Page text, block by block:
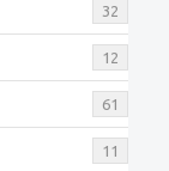
32
12
61
11